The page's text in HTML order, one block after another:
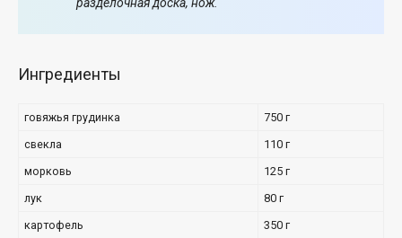
Ингредиенты
говяжья грудинка
750 г
свекла
110 г
морковь
125 г
лук
80 г
картофель
350 г